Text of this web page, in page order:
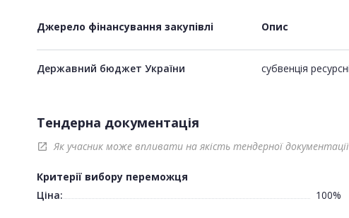
Джерело фінансування закупівлі Опис
Державний бюджет України субвенція
Тендерна документація
open_in_new Як учасник може впливати на якість тендерної документації
Критерії вибору переможця
Ціна:
100%